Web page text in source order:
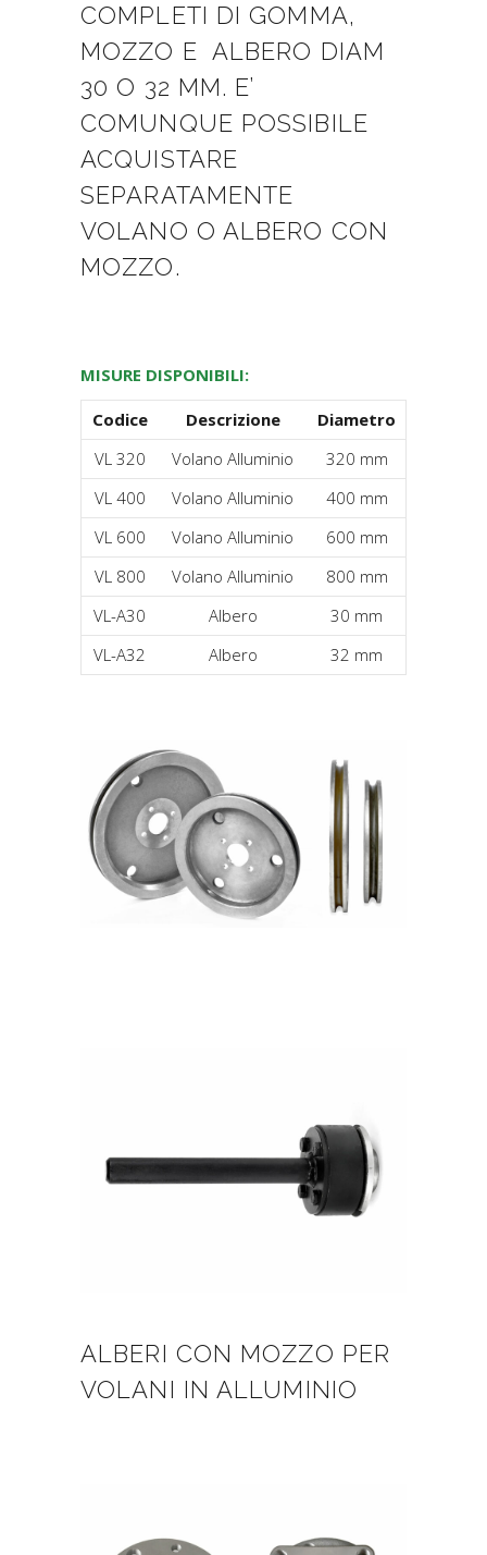
COMPLETI DI GOMMA,
MOZZO E ALBERO DIAM
30 O 32 MM. E’
COMUNQUE POSSIBILE
ACQUISTARE
SEPARATAMENTE
VOLANO O ALBERO CON
MOZZO.
MISURE DISPONIBILI:
Codice Descrizione
Diametro
VL 320
Volano Alluminio
320 mm
VL 400
Volano Alluminio
400 mm
VL 600
Volano Alluminio
600 mm
VL 800
Volano Alluminio
800 mm
VL-A30
Albero
30 mm
VL-A32
Albero 32 mm
ALBERI CON MOZZO PER
VOLANI IN ALLUMINIO